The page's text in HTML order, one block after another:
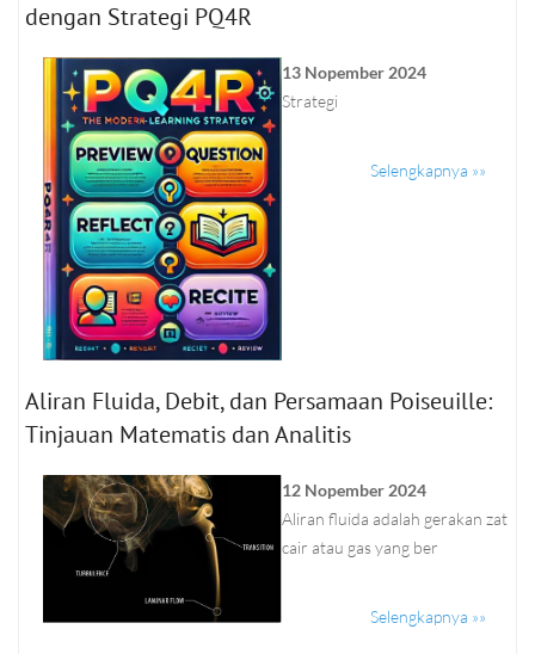
dengan Strategi PQ4R
13 Nopember 2024
Strategi
Selengkapnya »»
Aliran Fluida, Debit, dan Persamaan Poiseuille:
Tinjauan Matematis dan Analitis
12 Nopember 2024
Aliran fluida adalah gerakan zat
cair atau gas yang ber
Selengkapnya »»